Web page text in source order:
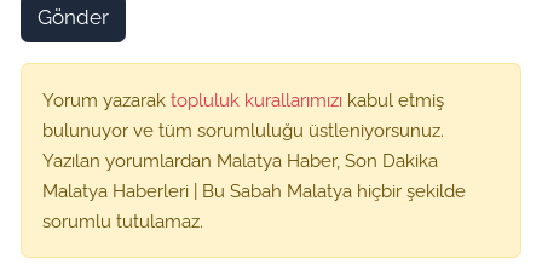
Gönder
Yorum yazarak topluluk kurallarımızı kabul etmiş
bulunuyor ve tüm sorumluluğu üstleniyorsunuz.
Yazılan yorumlardan Malatya Haber, Son Dakika
Malatya Haberleri | Bu Sabah Malatya hiçbir şekilde
sorumlu tutulamaz.